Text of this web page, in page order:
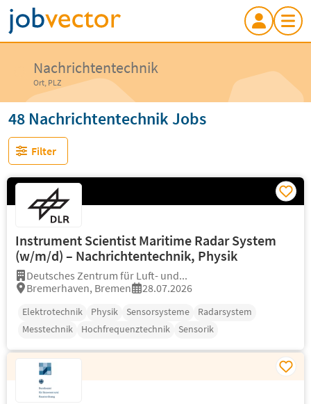
Nachrichtentechnik
Ort, PLZ
48 Nachrichtentechnik Jobs
Filter
Instrument Scientist Maritime Radar System
(w/m/d) – Nachrichtentechnik, Physik
Deutsches Zentrum für Luft- und...
Bremerhaven, Bremen
28.07.2026
Elektrotechnik Physik Sensorsysteme
Radarsystem
Messtechnik
Hochfrequenztechnik Sensorik